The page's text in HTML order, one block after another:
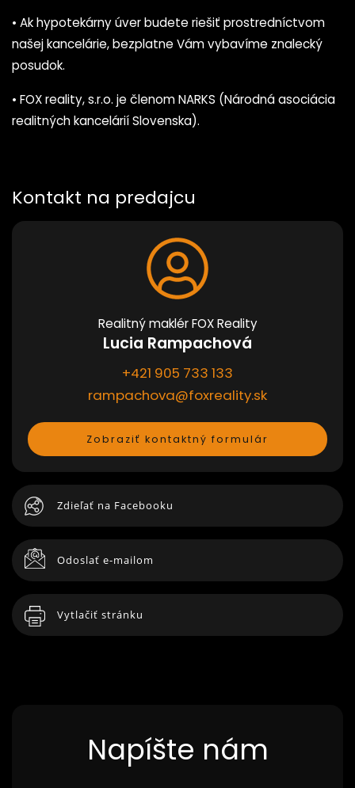
• Ak hypotekárny úver budete riešiť prostredníctvom
našej kancelárie, bezplatne Vám vybavíme znalecký
posudok.
• FOX reality, s.r.o. je členom NARKS (Národná asociácia
realitných kancelárií Slovenska).
Kontakt na predajcu
Realitný maklér FOX Reality
Lucia Rampachová
+421 905 733 133
rampachova@foxreality.sk
Zobraziť kontaktný formulár
Zdieľať na Facebooku
Odoslať e-mailom
Vytlačiť stránku
Napíšte nám